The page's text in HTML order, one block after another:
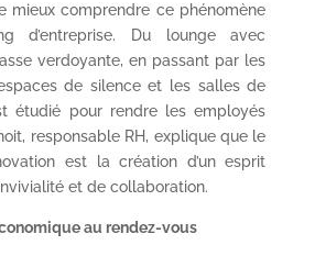
mieux comprendre ce phénomène
d’entreprise. Du lounge avec
verdoyante, en passant par les
de silence et les salles de
étudié pour rendre les employés
responsable RH, explique que le
est la création d’un esprit
et de collaboration.
au rendez-vous